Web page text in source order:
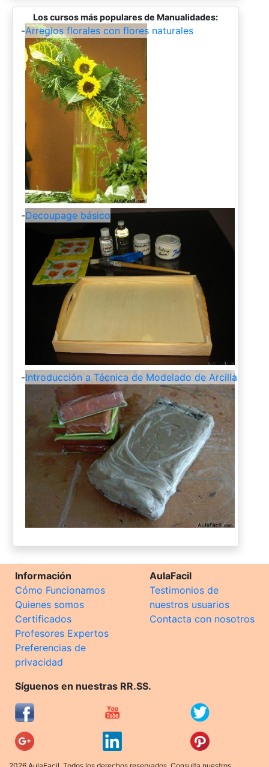
Los cursos más populares de Manualidades:
-Arreglos florales con flores naturales
-Decoupage básico
-Introducción a Técnica de Modelado de Arcilla
Información
Cómo Funcionamos
Quienes somos
Certificados
Profesores Expertos
Preferencias de
privacidad
AulaFacil
Testimonios de
nuestros usuarios
Contacta con nosotros
Síguenos en nuestras RR.SS.